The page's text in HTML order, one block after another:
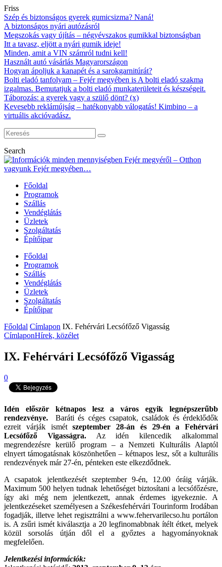
Friss
Szép és biztonságos gyerek gumicsizma? Naná!
A biztonságos nyári autózásról
Megszokás vagy újítás – négyévszakos gumikkal biztonságban
Itt a tavasz, eljött a nyári gumik ideje!
Minden, amit a VIN számról tudni kell!
Használt autó vásárlás Magyarországon
Hogyan ápoljuk a kanapét és a sarokgarnitúrát?
Bolti eladó tanfolyam – Fejér megyében is A bolti eladó szakma
izgalmas. Bemutatjuk a bolti eladó munkaterületeit és készségeit.
Táborozás: a gyerek vagy a szülő dönt? (x)
Kevesebb reklámújság – hatékonyabb válogatás! Kimbino – a
virtuális akcióvadász.
Search
Főoldal
Programok
Szállás
Vendéglátás
Üzletek
Szolgáltatás
Építőipar
Főoldal
Programok
Szállás
Vendéglátás
Üzletek
Szolgáltatás
Építőipar
Főoldal Címlapon IX. Fehérvári Lecsófőző Vigasság
CímlaponHírek, közélet
IX. Fehérvári Lecsófőző Vigasság
0
Idén először kétnapos lesz a város egyik legnépszerűbb
rendezvénye. Baráti és céges csapatok, családok és érdeklődők
ezreit várják ismétszeptember 28-án és 29-én a Fehérvári
Lecsófőző Vigasságra.Az idén kilencedik alkalommal
megrendezésre kerülő program – a Nemzeti Kulturális Alaptól
elnyert támogatásnak köszönhetően – kétnapos lesz, sőt a kulturális
rendezvények már 27-én, pénteken este elkezdődnek.
A csapatok jelentkezését szeptember 9-én, 12.00 óráig várják.
Maximum 500 helyen tudnak lehetőséget biztosítani a lecsófőzésre,
így aki még nem jelentkezett, annak érdemes igyekeznie. A
jelentkezéseket személyesen a Székesfehérvári Tourinform Irodában
fogadják, illetve lehet regisztrálni a www.fehervarilecso.hu portálon
is. A zsűri ismét kiválasztja a 20 legfinomabbnak ítélt étket, melyek
közül sorsolás útján dől el a győztes a hagyományoknak
megfelelően.
Jelentkezési információk: